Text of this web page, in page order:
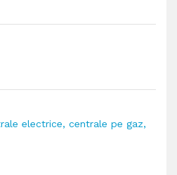
electrice, centrale pe gaz,